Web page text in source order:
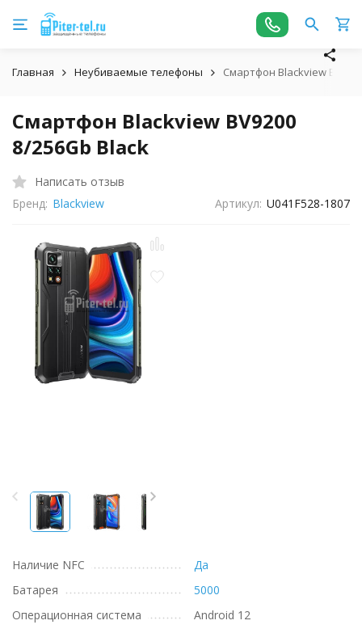
Главная Неубиваемые телефоны Смартфон Blackview
Смартфон Blackview BV9200
8/256Gb Black
Написать отзыв
Бренд: Blackview Артикул: U041F528-1807
Наличие NFC
Да
Батарея
5000
Операционная система
Android 12